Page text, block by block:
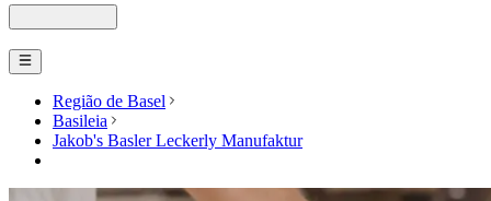
Região de Basel
Basileia
Jakob's Basler Leckerly Manufaktur